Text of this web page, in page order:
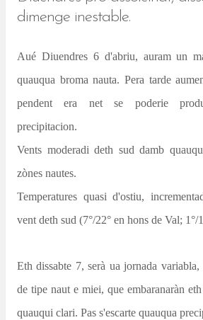
dimenge inestable.
Aué Diuendres 6 d'abriu, auram un
quauqua broma nauta. Pera tarde
pendent era net se poderie
precipitacion.
Vents moderadi deth sud damb
zònes nautes.
Temperatures quasid'ostiu,
vent deth sud (7°/22° en hons de Val; 1°/
Eth dissabte 7, serà ua jornada variabla,
de tipe naut e miei, que embaranaràn
quauqui clari. Pas s'escarte quauqua